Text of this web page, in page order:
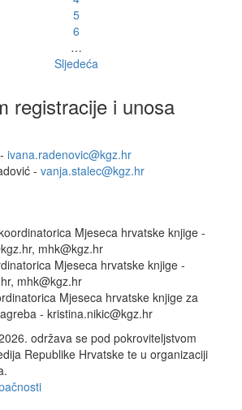
5
6
…
Sljedeća
registracije i unosa
ivana.radenovic@kgz.hr
- vanja.stalec@kgz.hr
Mjeseca hrvatske knjige -
mhk@kgz.hr
Mjeseca hrvatske knjige -
mhk@kgz.hr
Mjeseca hrvatske knjige za
- kristina.nikic@kgz.hr
održava se pod pokroviteljstvom
Republike Hrvatske te u organizaciji